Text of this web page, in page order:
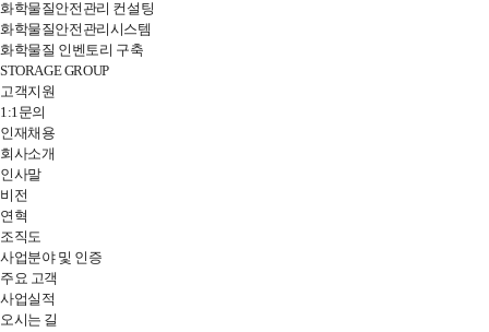
화학물질안전관리 컨설팅
화학물질안전관리시스템
화학물질 인벤토리 구축
STORAGE GROUP
고객지원
1:1문의
인재채용
전
체
메
뉴
열
기
회사소개
인사말
비전
연혁
조직도
사업분야 및 인증
주요 고객
사업실적
오시는 길